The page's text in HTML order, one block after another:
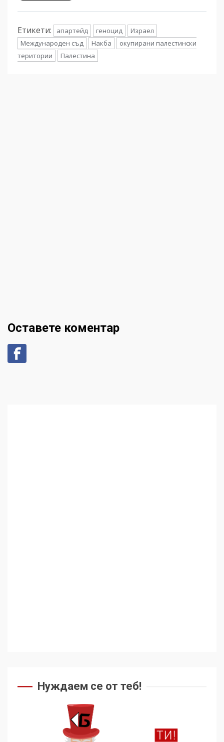
Етикети: апартейд геноцид
Израел
Международен съд
Накба
окупирани палестински
територии
Палестина
Оставете коментар
Нуждаем се от теб!
5
136 страни в ООН
подкрепиха Куба, България